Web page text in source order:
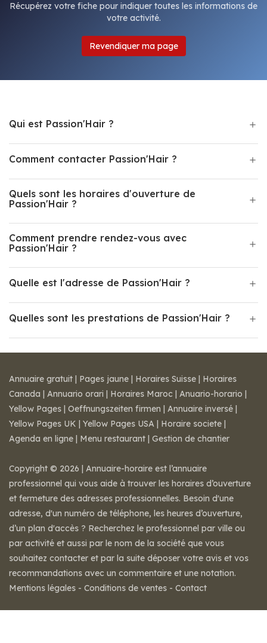
Récupérez votre fiche pour indiquer toutes les informations de
votre activité.
Revendiquer ma page
Qui est Passion'Hair ?
Comment contacter Passion'Hair ?
Quels sont les horaires d'ouverture de
Passion'Hair ?
Comment prendre rendez-vous avec
Passion'Hair ?
Quelle est l'adresse de Passion'Hair ?
Quelles sont les prestations de Passion'Hair ?
Annuaire gratuit | Pages jaune | Horaires Suisse | Horaires
Canada | Annuario orari | Horaires Maroc | Anuario-horario |
Yellow Pages | Oeffnungszeiten firmen | Annuaire inversé |
Yellow Pages UK | Yellow Pages USA | Horaire societe |
Agenda en ligne | Menu restaurant | Gestion de chantier
Copyright © 2026 | Annuaire-horaire est l’annuaire
professionnel qui vous aide à trouver les horaires d’ouverture
et fermeture des adresses professionnelles. Besoin d'une
adresse, d'un numéro de téléphone, les heures d’ouverture,
d’un plan d'accès ? Recherchez le professionnel par ville ou
par activité et aussi par le nom de la société que vous
souhaitez contacter et par la suite déposer votre avis et vos
recommandations avec un commentaire et une notation.
Mentions légales - Conditions de ventes - Contact